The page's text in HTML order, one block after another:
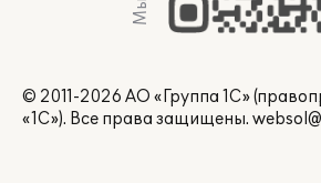
© 2011-2026 АО «Группа 1С»
«1С»). Все права защищены.